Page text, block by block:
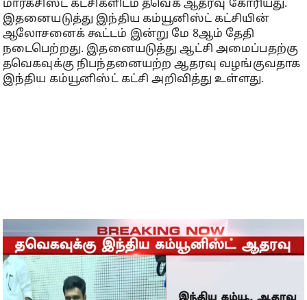
மார்க்சிஸ்ட் கட்சிகளிடம் தவெக ஆதரவு கோரியது.
இதனையடுத்து இந்திய கம்யூனிஸ்ட் கட்சியின்
ஆலோசனைக் கூட்டம் இன்று மே 8ஆம் தேதி
நடைபெற்றது. இதனையடுத்து ஆட்சி அமைப்பதற்கு
தவெகவுக்கு நிபந்தனையற்ற ஆதரவு வழங்குவதாக
இந்திய கம்யூனிஸ்ட் கட்சி அறிவித்து உள்ளது.